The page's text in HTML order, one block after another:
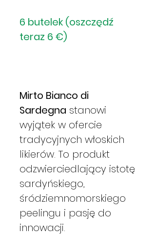
6 butelek (oszczędź
teraz 6 €)
Mirto Bianco di
Sardegna stanowi
wyjątek w ofercie
tradycyjnych włoskich
likierów. To produkt
odzwierciedlający istotę
sardyńskiego,
śródziemnomorskiego
peelingu i pasję do
innowacji.